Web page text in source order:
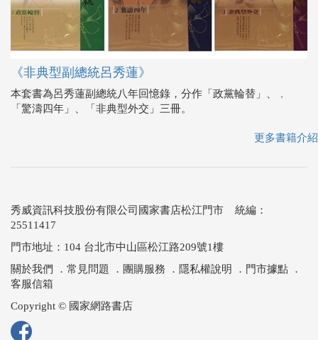
《非典型副總統呂秀蓮》
本套書為呂秀蓮副總統八年回憶錄，分作「政黨輪替」、﹐
「驚濤四年」、「非典型外交」三冊。
更多書籍介紹
秀威資訊科技股份有限公司國家書店松江門市 統編：
25511417
門市地址：104 台北市中山區松江路209號1樓
關於我們
． 常見問題 ． 團購服務 ． 隱私權說明 ． 門市據點 ．
客服信箱
Copyright © 國家網路書店